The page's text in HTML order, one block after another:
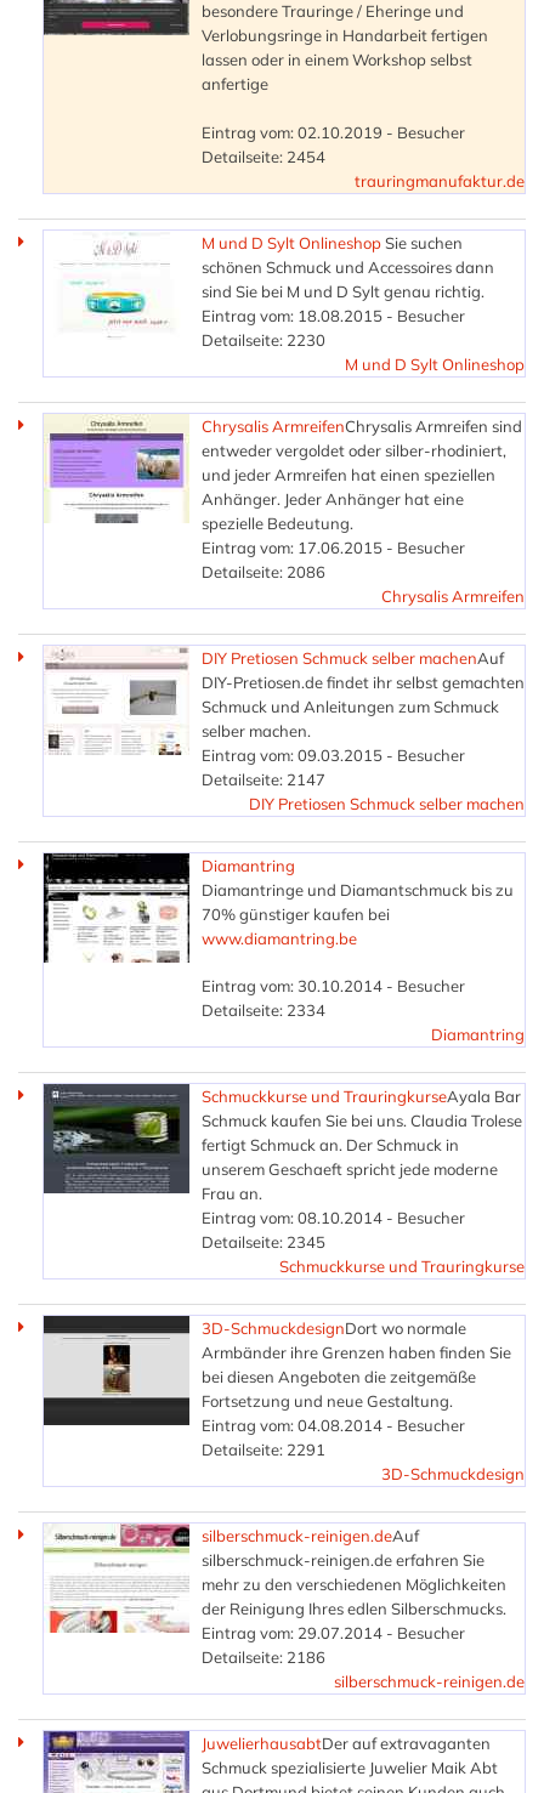
besondere Trauringe / Eheringe und
Verlobungsringe in Handarbeit fertigen
lassen oder in einem Workshop selbst
anfertige
Eintrag vom: 02.10.2019 - Besucher
Detailseite: 2454
trauringmanufaktur.de
M und D Sylt OnlineshopSie suchen
schönen Schmuck und Accessoires dann
sind Sie bei M und D Sylt genau richtig.
Eintrag vom: 18.08.2015 - Besucher
Detailseite: 2230
M und D Sylt Onlineshop
Chrysalis ArmreifenChrysalis Armreifen sind
entweder vergoldet oder silber-rhodiniert,
und jeder Armreifen hat einen speziellen
Anhänger. Jeder Anhänger hat eine
spezielle Bedeutung.
Eintrag vom: 17.06.2015 - Besucher
Detailseite: 2086
Chrysalis Armreifen
DIY Pretiosen Schmuck selber machenAuf
DIY-Pretiosen.de findet ihr selbst gemachten
Schmuck und Anleitungen zum Schmuck
selber machen.
Eintrag vom: 09.03.2015 - Besucher
Detailseite: 2147
DIY Pretiosen Schmuck selber machen
Diamantring
Diamantringe und Diamantschmuck bis zu
70% günstiger kaufen bei
www.diamantring.be
Eintrag vom: 30.10.2014 - Besucher
Detailseite: 2334
Diamantring
Schmuckkurse und TrauringkurseAyala Bar
Schmuck kaufen Sie bei uns. Claudia Trolese
fertigt Schmuck an. Der Schmuck in
unserem Geschaeft spricht jede moderne
Frau an.
Eintrag vom: 08.10.2014 - Besucher
Detailseite: 2345
Schmuckkurse und Trauringkurse
3D-SchmuckdesignDort wo normale
Armbänder ihre Grenzen haben finden Sie
bei diesen Angeboten die zeitgemäße
Fortsetzung und neue Gestaltung.
Eintrag vom: 04.08.2014 - Besucher
Detailseite: 2291
3D-Schmuckdesign
silberschmuck-reinigen.deAuf
silberschmuck-reinigen.de erfahren Sie
mehr zu den verschiedenen Möglichkeiten
der Reinigung Ihres edlen Silberschmucks.
Eintrag vom: 29.07.2014 - Besucher
Detailseite: 2186
silberschmuck-reinigen.de
JuwelierhausabtDer auf extravaganten
Schmuck spezialisierte Juwelier Maik Abt